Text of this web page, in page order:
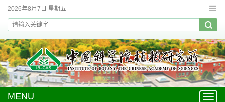
2026年8月7日 星期五
MENU